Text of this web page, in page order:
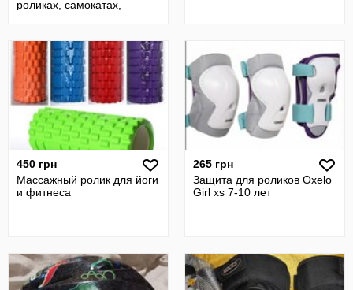
роликах, самокатах,
450 грн
Массажный ролик для йоги
и фитнеса
265 грн
Защита для роликов Oxelo
Girl xs 7-10 лет